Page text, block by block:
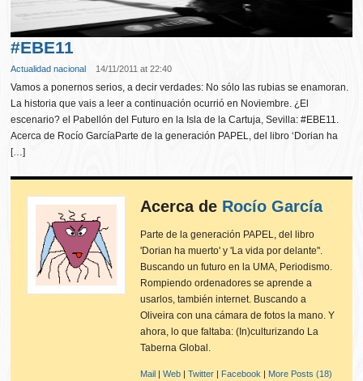
#EBE11
Actualidad nacional 14/11/2011 at 22:40
Vamos a ponernos serios, a decir verdades: No sólo las rubias se enamoran.
La historia que vais a leer a continuación ocurrió en Noviembre. ¿El
escenario? el Pabellón del Futuro en la Isla de la Cartuja, Sevilla: #EBE11.
Acerca de Rocío GarcíaParte de la generación PAPEL, del libro ‘Dorian ha
[…]
Acerca de Rocío García
Parte de la generación PAPEL, del libro
'Dorian ha muerto' y 'La vida por delante''.
Buscando un futuro en la UMA, Periodismo.
Rompiendo ordenadores se aprende a
usarlos, también internet. Buscando a
Oliveira con una cámara de fotos la mano. Y
ahora, lo que faltaba: (In)culturizando La
Taberna Global.
Mail |Web |Twitter | Facebook | More Posts (18)